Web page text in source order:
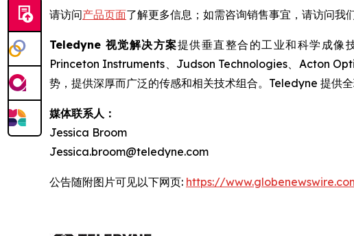
请访问产品页面了解更多信息；如需咨询销售事宜，请访问我
Teledyne 视觉解决方案提供垂直整合的工业和科学成像
Princeton Instruments、Judson Technologies、Acton
势，提供深厚而广泛的传感和相关技术组合。Teledyne 提供
媒体联系人：
Jessica Broom
Jessica.broom@teledyne.com
公告随附图片可见以下网页: https://